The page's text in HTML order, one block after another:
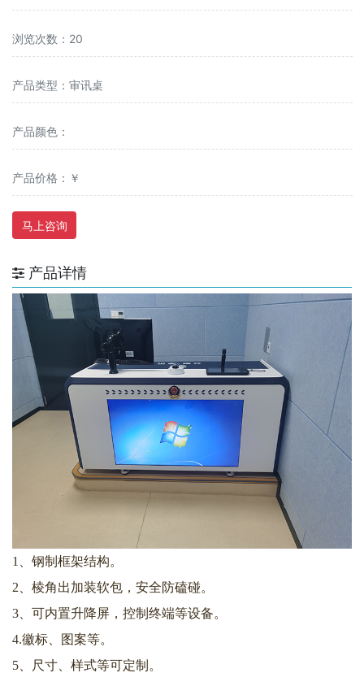
浏览次数：20
产品类型：审讯桌
产品颜色：
产品价格：￥
马上咨询
产品详情
1、钢制框架结构。
2、棱角出加装软包，安全防磕碰。
3、可内置升降屏，控制终端等设备。
4.徽标、图案等。
5、尺寸、样式等可定制。